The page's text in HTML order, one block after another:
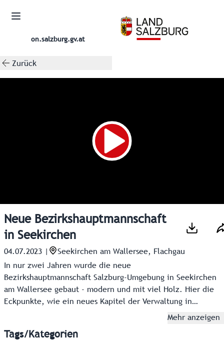
on.salzburg.gv.at
Zurück
Neue Bezirkshauptmannschaft
in Seekirchen
04.07.2023
Seekirchen am Wallersee, Flachgau
In nur zwei Jahren wurde die neue
Bezirkshauptmannschaft Salzburg-Umgebung in Seekirchen
am Wallersee gebaut - modern und mit viel Holz. Hier die
Eckpunkte, wie ein neues Kapitel der Verwaltung in
Mehr anzeigen
Tags/Kategorien